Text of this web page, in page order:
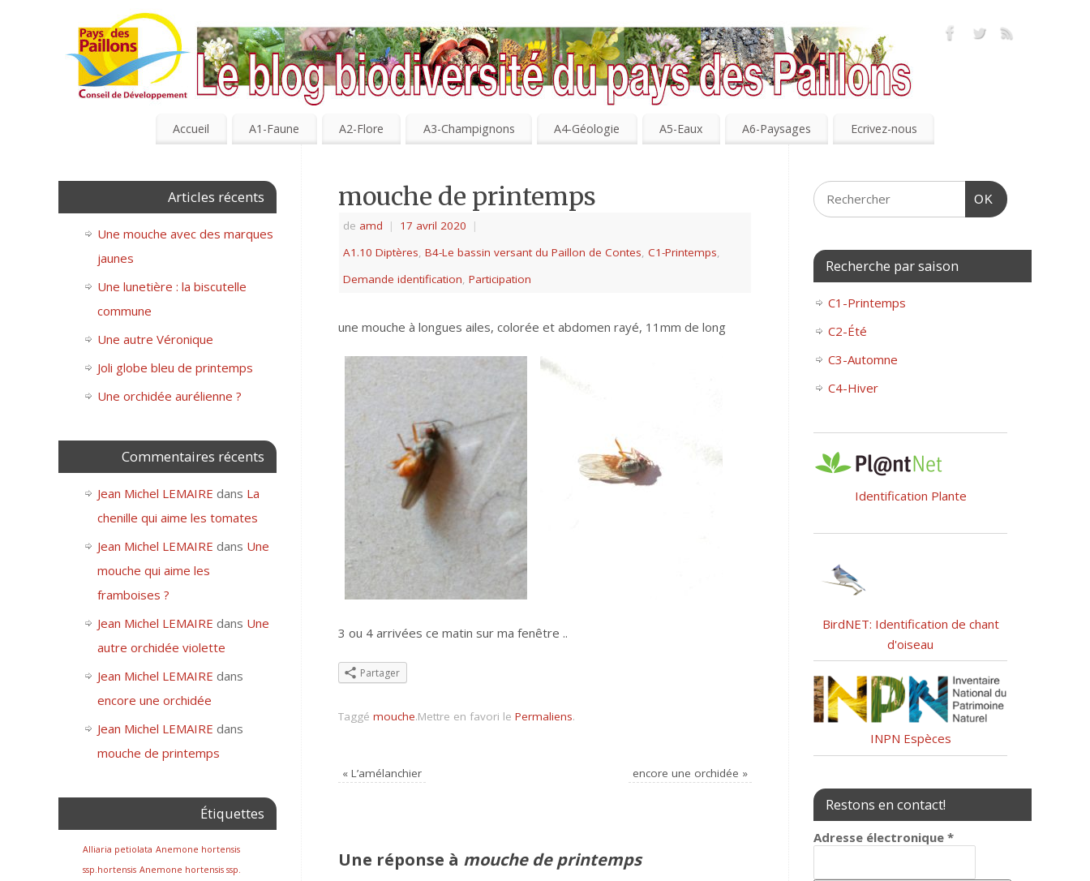
Accueil A1-Faune A2-Flore A3-Champignons A4-Géologie A5-Eaux A6-Paysages Ecrivez-nous
mouche de printemps
de amd | 17 avril 2020
|
A1.10 Diptères, B4-Le bassin versant du Paillon de Contes, C1-Printemps,
Demande identification, Participation
une mouche à longues ailes, colorée et abdomen rayé, 11mm de long
3 ou 4 arrivées ce matin sur ma fenêtre ..
Partager
Taggé mouche.Mettre en favori le Permaliens.
« L’amélanchier encore une orchidée »
Une réponse à mouche de printemps
Articles récents
Une mouche avec des marques
jaunes
Une lunetière : la biscutelle
commune
Une autre Véronique
Joli globe bleu de printemps
Une orchidée aurélienne ?
Commentaires récents
Jean Michel LEMAIRE dans La
chenille qui aime les tomates
Jean Michel LEMAIRE dans Une
mouche qui aime les
framboises ?
Jean Michel LEMAIRE dans Une
autre orchidée violette
Jean Michel LEMAIRE dans
encore une orchidée
Jean Michel LEMAIRE dans
mouche de printemps
Étiquettes
Alliaria petiolata Anemone hortensis
ssp.hortensis Anemone hortensis ssp.
OK
Recherche par saison
C1-Printemps
C2-Été
C3-Automne
C4-Hiver
Identification Plante
BirdNET: Identification de chant
d'oiseau
INPN Espèces
Restons en contact!
Adresse électronique *